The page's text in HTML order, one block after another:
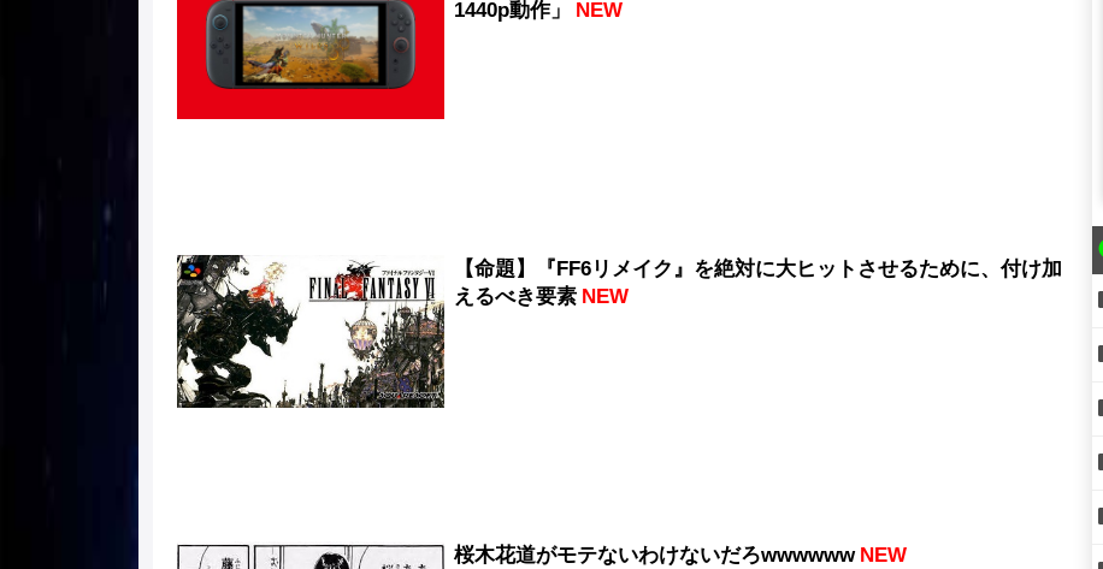
1440p動作」
NEW
【命題】『FF6リメイク』を絶対に大ヒットさせるために、付け加
えるべき要素 NEW
桜木花道がモテないわけないだろwwwwww NEW